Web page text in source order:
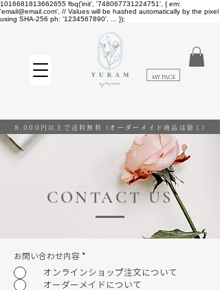
1016681813662655 fbq('init', '748067731224751', { em:
'email@email.com', // Values will be hashed automatically by the pixel
using SHA-256 ph: '1234567890', ... });
​MY PAGE
8,000円以上で送料無料 (オーダーメイド商品は除く)
CONTACT US
お問い合わせ内容 *
オンラインショップ注文について
オーダーメイドについて